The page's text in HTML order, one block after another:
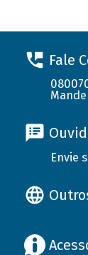
Fale
Envie